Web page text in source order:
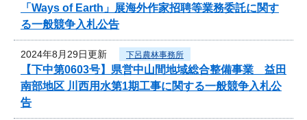
「Ways of Earth」展海外作家招聘等業務委託に関す
る一般競争入札公告
2024年8月29日更新 下呂農林事務所
【下中第0603号】県営中山間地域総合整備事業 益田
南部地区 川西用水第1期工事に関する一般競争入札公
告